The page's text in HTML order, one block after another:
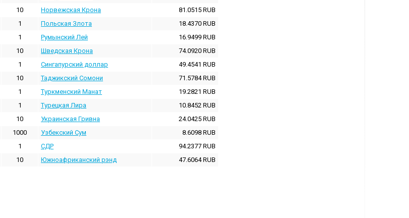
10 Норвежская Крона 81.0515 RUB
1 Польская Злота 18.4370 RUB
1 Румынский Лей 16.9499 RUB
10 Шведская Крона 74.0920 RUB
1 Сингапурский доллар 49.4541 RUB
10 Таджикский Сомони 71.5784RUB
1 Туркменский Манат 19.2821 RUB
1 Турецкая Лира 10.8452 RUB
10 Украинская Гривна 24.0425 RUB
1000 Узбекский Сум 8.6098 RUB
1 СДР 94.2377 RUB
10 Южноафриканский рэнд 47.6064RUB